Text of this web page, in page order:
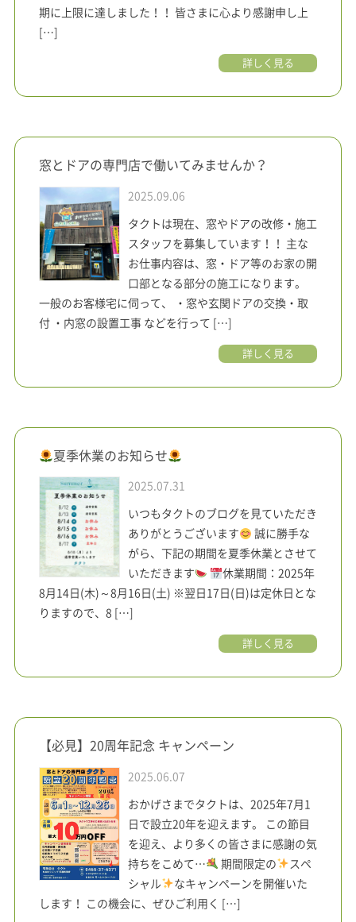
期に上限に達しました！！ 皆さまに心より感謝申し上
[…]
詳しく見る
窓とドアの専門店で働いてみませんか？
2025.09.06
タクトは現在、窓やドアの改修・施工
スタッフを募集しています！！ 主な
お仕事内容は、窓・ドア等のお家の開
口部となる部分の施工になります。
一般のお客様宅に伺って、 ・窓や玄関ドアの交換・取
付 ・内窓の設置工事 などを行って […]
詳しく見る
夏季休業のお知らせ
2025.07.31
いつもタクトのブログを見ていただき
ありがとうございます
誠に勝手な
がら、下記の期間を夏季休業とさせて
いただきます
休業期間：2025年
8月14日(木)～8月16日(土) ※翌日17日(日)は定休日とな
りますので、8 […]
詳しく見る
【必見】20周年記念 キャンペーン
2025.06.07
おかげさまでタクトは、2025年7月1
日で設立20年を迎えます。 この節目
を迎え、より多くの皆さまに感謝の気
持ちをこめて…
期間限定の
スペ
シャル
なキャンペーンを開催いた
します！ この機会に、ぜひご利用く […]